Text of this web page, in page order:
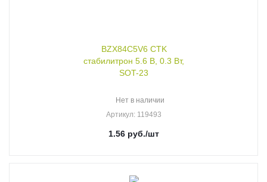
BZX84C5V6 CTK
стабилитрон 5.6 В, 0.3 Вт,
SOT-23
Нет в наличии
Артикул: 119493
1.56 руб./шт